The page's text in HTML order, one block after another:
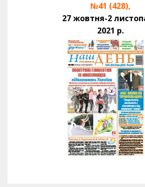
№41 (428),
27 жовтня-2
2021 р.